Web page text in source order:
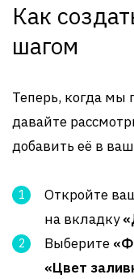
Как
шагом
Теперь, когда мы
давайте
добавить её в
Откройте
на вкладку
Выберите
«Цвет